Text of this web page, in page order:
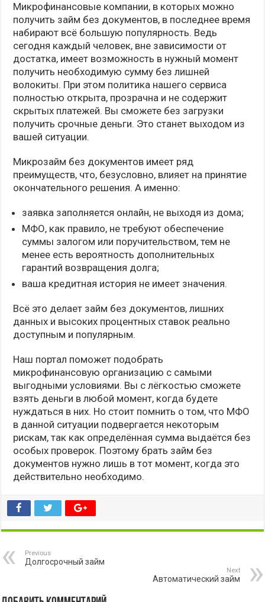
Микрофинансовые компании, в которых можно
получить займ без документов, в последнее время
набирают всё большую популярность. Ведь
сегодня каждый человек, вне зависимости от
достатка, имеет возможность в нужный момент
получить необходимую сумму без лишней
волокиты. При этом политика нашего сервиса
полностью открыта, прозрачна и не содержит
скрытых платежей. Вы сможете без загрузки
получить срочные деньги. Это станет выходом из
вашей ситуации.
Микрозайм без документов имеет ряд
преимуществ, что, безусловно, влияет на принятие
окончательного решения. А именно:
заявка заполняется онлайн, не выходя из дома;
МФО, как правило, не требуют обеспечение
суммы залогом или поручительством, тем не
менее есть вероятность дополнительных
гарантий возвращения долга;
ваша кредитная история не имеет значения.
Всё это делает займ без документов, лишних
данных и высоких процентных ставок реально
доступным и популярным.
Наш портал поможет подобрать
микрофинансовую организацию с самыми
выгодными условиями. Вы с лёгкостью сможете
взять деньги в любой момент, когда будете
нуждаться в них. Но стоит помнить о том, что МФО
в данной ситуации подвергается некоторым
рискам, так как определённая сумма выдаётся без
особых проверок. Поэтому брать займ без
документов нужно лишь в тот момент, когда это
действительно необходимо.
Previous
Долгосрочный займ
Next
Автоматический займ